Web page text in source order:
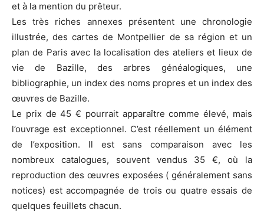
et à la mention du prêteur.
Les très riches annexes présentent une chronologie
illustrée, des cartes de Montpellier de sa région et un
plan de Paris avec la localisation des ateliers et lieux de
vie de Bazille, des arbres généalogiques, une
bibliographie, un index des noms propres et un index des
œuvres de Bazille.
Le prix de 45 € pourrait apparaître comme élevé, mais
l’ouvrage est exceptionnel. C’est réellement un élément
de l’exposition. Il est sans comparaison avec les
nombreux catalogues, souvent vendus 35 €, où la
reproduction des œuvres exposées ( généralement sans
notices) est accompagnée de trois ou quatre essais de
quelques feuillets chacun.